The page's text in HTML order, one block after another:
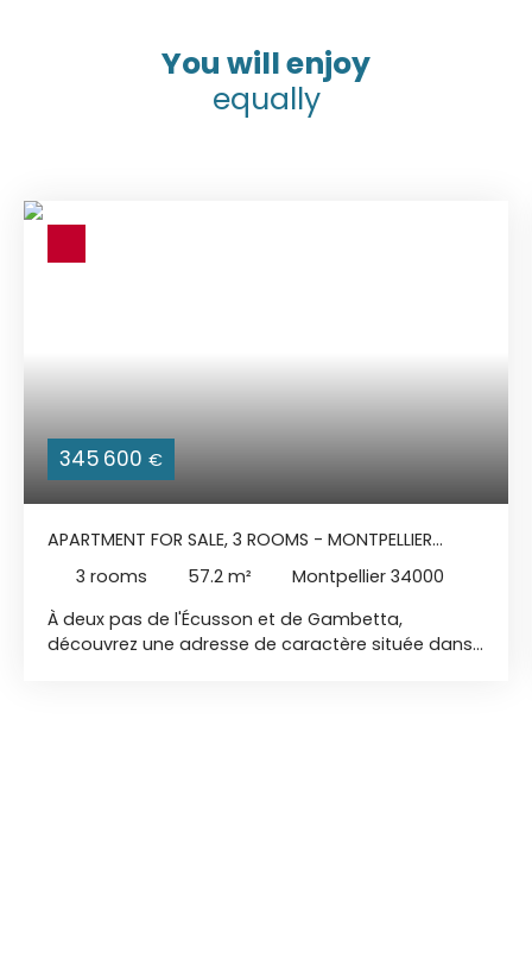
You will enjoy
equally
345 600 €
APARTMENT FOR SALE, 3 ROOMS - MONTPELLIER
34000
3 rooms 57.2 m²
Montpellier 34000
À deux pas de l'Écusson et de Gambetta,
découvrez une adresse de caractère située dans